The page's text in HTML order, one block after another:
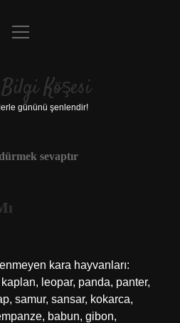
Anasayfa
Uyarı
menüyü
Köşesi
gününü şenlendir!
sevaptır
kara hayvanları:
leopar, panda, panter,
samur, sansar, kokarca,
babun, gibon,